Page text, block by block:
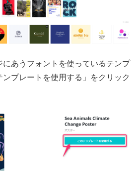
にあうフォントを使っているテンプ
プレートを使用する」をクリック